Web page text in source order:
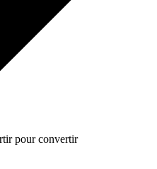
pour convertir